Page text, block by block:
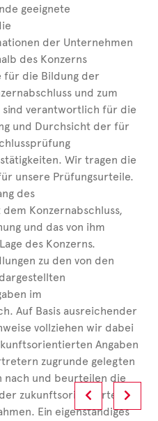
geeignete
der Unternehmen
des Konzerns
für die Bildung der
und zum
verantwortlich für die
und Durchsicht der für
Wir tragen die
unsere Prüfungsurteile.
des
Konzernabschluss,
und das von ihm
des Konzerns.
zu den von den
im
Auf Basis ausreichender
vollziehen wir dabei
Angaben
zugrunde gelegten
nach und beurteilen die
zukunftsorientierten
Ein eigenständiges